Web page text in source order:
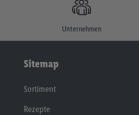
Unternehmen
Sitemap
Sortiment
Rezepte